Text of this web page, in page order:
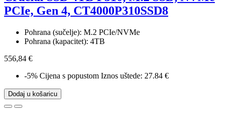
PCIe, Gen 4, CT4000P310SSD8
Pohrana (sučelje): M.2 PCIe/NVMe
Pohrana (kapacitet): 4TB
556,84 €
-5% Cijena s popustom Iznos uštede: 27.84 €
Dodaj u košaricu